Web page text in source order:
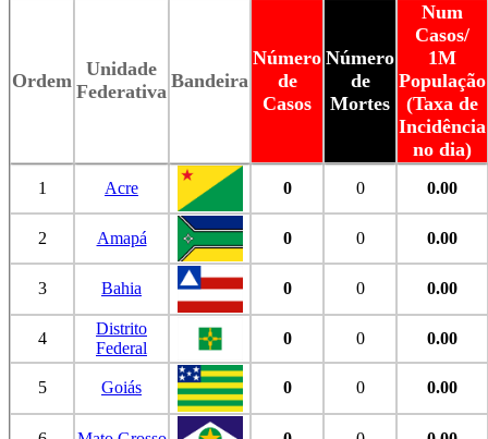
Ordem
Unidade
Federativa Bandeira
Número
de
Casos
Número
de
Mortes
Num
Casos/
1M
População
(Taxa de
Incidência
no dia)
1 Acre 0 0 0.00
2 Amapá 0 0 0.00
3 Bahia 0 0 0.00
4
Distrito
Federal
0 0 0.00
5 Goiás 0 0 0.00